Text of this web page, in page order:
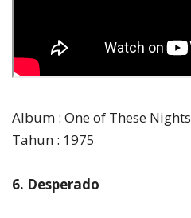
Album : One of These Nights
Tahun : 1975
6. Desperado